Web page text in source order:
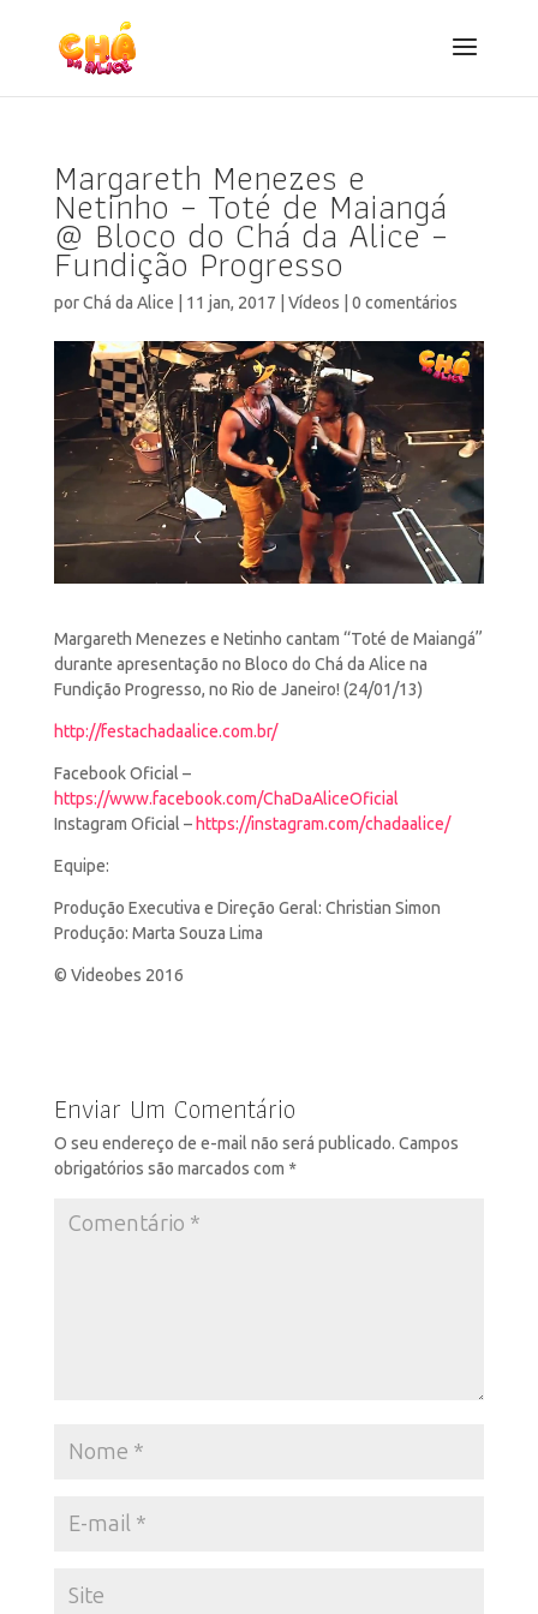
Margareth Menezes e
Netinho – Toté de Maiangá
@ Bloco do Chá da Alice –
Fundição Progresso
porChá da Alice 11 jan, 2017 Vídeos 0 comentários
Margareth Menezes e Netinho cantam “Toté de Maiangá”
durante apresentação no Bloco do Chá da Alice na
Fundição Progresso, no Rio de Janeiro! (24/01/13)
http://festachadaalice.com.br/
Facebook Oficial –
https://www.facebook.com/ChaDaAliceOficial
Instagram Oficial – https://instagram.com/chadaalice/
Equipe:
Produção Executiva e Direção Geral: Christian Simon
Produção: Marta Souza Lima
© Videobes 2016
Enviar Um Comentário
O seu endereço de e-mail não será publicado. Campos
obrigatórios são marcados com *